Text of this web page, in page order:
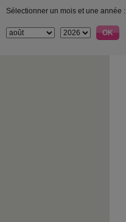
Sélectionner un mois et une année :